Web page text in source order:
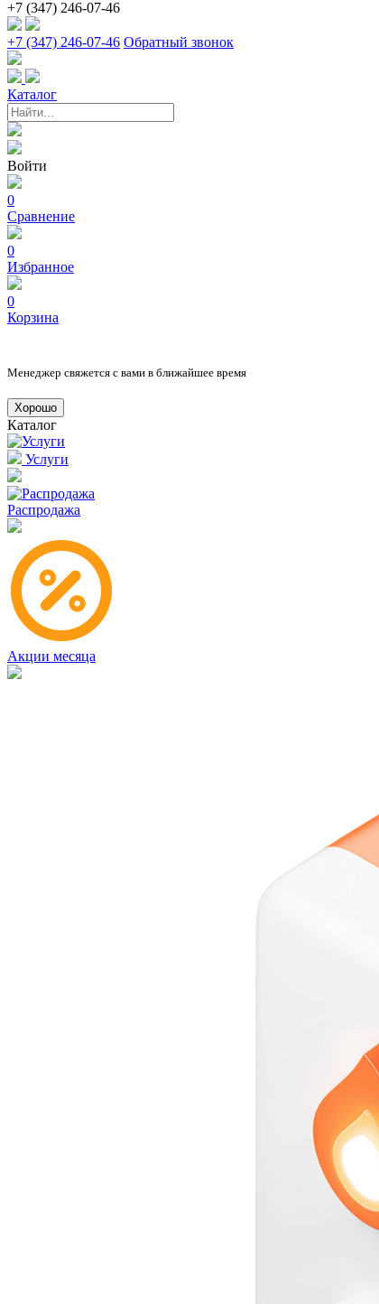
+7 (347) 246-07-46
+7 (347) 246-07-46 Обратный звонок
Каталог
Войти
0
Сравнение
0
Избранное
0
Корзина
Менеджер свяжется с вами в ближайшее время
Хорошо
Каталог
Услуги
Распродажа
Акции месяца